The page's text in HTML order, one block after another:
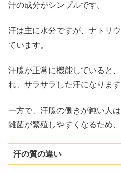
汗の成分がシンプルです。
汗は主に水分ですが、ナトリ
ています。
汗腺が正常に機能していると
れ、サラサラした汗になります
一方で、汗腺の働きが鈍い人
雑菌が繁殖しやすくなるため
汗の質の違い